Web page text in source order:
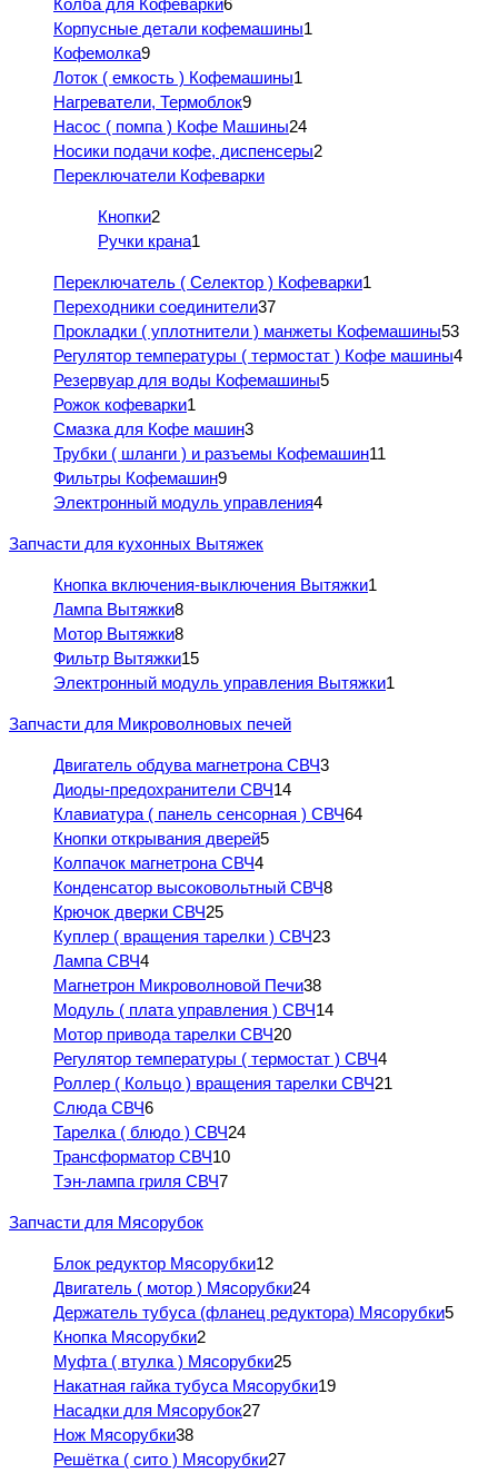
Колба для Кофеварки6
Корпусные детали кофемашины1
Кофемолка9
Лоток ( емкость ) Кофемашины1
Нагреватели, Термоблок9
Насос ( помпа ) Кофе Машины24
Носики подачи кофе, диспенсеры2
Переключатели Кофеварки
Кнопки2
Ручки крана1
Переключатель ( Селектор ) Кофеварки1
Переходники соединители37
Прокладки ( уплотнители ) манжеты Кофемашины53
Регулятор температуры ( термостат ) Кофе машины4
Резервуар для воды Кофемашины5
Рожок кофеварки1
Смазка для Кофе машин3
Трубки ( шланги ) и разъемы Кофемашин11
Фильтры Кофемашин9
Электронный модуль управления4
Запчасти для кухонных Вытяжек
Кнопка включения-выключения Вытяжки1
Лампа Вытяжки8
Мотор Вытяжки8
Фильтр Вытяжки15
Электронный модуль управления Вытяжки1
Запчасти для Микроволновых печей
Двигатель обдува магнетрона СВЧ3
Диоды-предохранители СВЧ14
Клавиатура ( панель сенсорная ) СВЧ64
Кнопки открывания дверей5
Колпачок магнетрона СВЧ4
Конденсатор высоковольтный СВЧ8
Крючок дверки СВЧ25
Куплер ( вращения тарелки ) СВЧ23
Лампа СВЧ4
Магнетрон Микроволновой Печи38
Модуль ( плата управления ) СВЧ14
Мотор привода тарелки СВЧ20
Регулятор температуры ( термостат ) СВЧ4
Роллер ( Кольцо ) вращения тарелки СВЧ21
Слюда СВЧ6
Тарелка ( блюдо ) СВЧ24
Трансформатор СВЧ10
Тэн-лампа гриля СВЧ7
Запчасти для Мясорубок
Блок редуктор Мясорубки12
Двигатель ( мотор ) Мясорубки24
Держатель тубуса (фланец редуктора) Мясорубки5
Кнопка Мясорубки2
Муфта ( втулка ) Мясорубки25
Накатная гайка тубуса Мясорубки19
Насадки для Мясорубок27
Нож Мясорубки38
Решётка ( сито ) Мясорубки27